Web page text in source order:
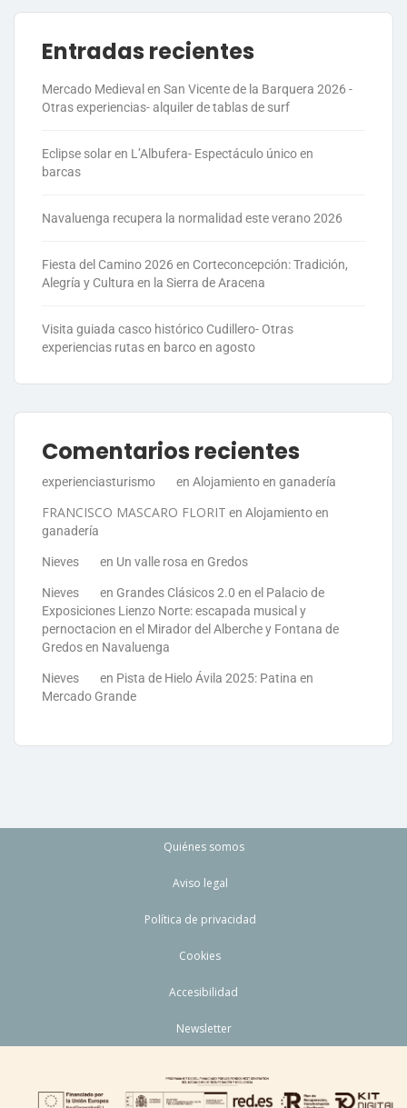
Entradas recientes
Mercado Medieval en San Vicente de la Barquera 2026 -
Otras experiencias- alquiler de tablas de surf
Eclipse solar en L’Albufera- Espectáculo único en
barcas
Navaluenga recupera la normalidad este verano 2026
Fiesta del Camino 2026 en Corteconcepción: Tradición,
Alegría y Cultura en la Sierra de Aracena
Visita guiada casco histórico Cudillero- Otras
experiencias rutas en barco en agosto
Comentarios recientes
experienciasturismo en Alojamiento en ganadería
FRANCISCO MASCARO FLORIT en Alojamiento en
ganadería
Nieves en Un valle rosa en Gredos
Nieves en Grandes Clásicos 2.0 en el Palacio de
Exposiciones Lienzo Norte: escapada musical y
pernoctacion en el Mirador del Alberche y Fontana de
Gredos en Navaluenga
Nieves en Pista de Hielo Ávila 2025: Patina en
Mercado Grande
Quiénes somos
Aviso legal
Política de privacidad
Cookies
Accesibilidad
Newsletter